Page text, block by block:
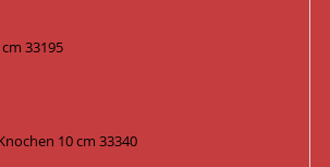
33195
10 cm 33340